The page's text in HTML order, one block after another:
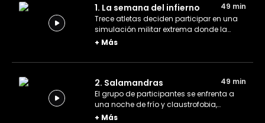
1. La semana del infierno
49 min
Trece atletas deciden participar en una
simulación militar extrema donde la
presión y el agotamiento desvelarán
+ Más
2. Salamandras
49 min
El grupo de participantes se enfrenta a
una noche de frío y claustrofobia,
descubriendo en carne propia que este
+ Más